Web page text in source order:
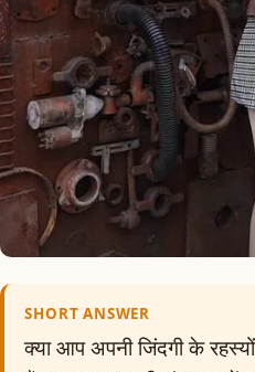
SHORT ANSWER
क्या आप अपनी जिंदगी के